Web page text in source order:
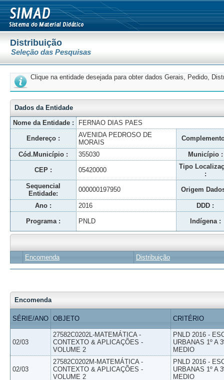
Distribuição
Seleção das Pesquisas
Clique na entidade desejada para obter dados Gerais, Pedido,
Dados da Entidade
Nome da Entidade :
FERNAO DIAS PAES
Endereço :
AVENIDA PEDROSO DE
MORAIS
Cód.Município : 355030 Município :
CEP : 05420000
Tipo
:
Sequencial
Entidade:
000000197950 Origem
Ano : 2016 DDD :
Programa : PNLD Indígena :
Encomenda Distribuição
Encomenda
SÉRIE/ANO OBJETO CRITÉRIO
02/03
27582C0202L-MATEMÁTICA -
CONTEXTO & APLICAÇÕES -
VOLUME 2
PNLD 2016 -
URBANAS 1º A
MEDIO
02/03
27582C0202M-MATEMÁTICA -
CONTEXTO & APLICAÇÕES -
VOLUME 2
PNLD 2016 -
URBANAS 1º A
MEDIO